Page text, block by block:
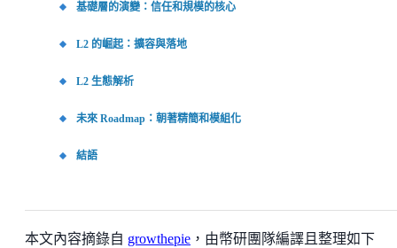
基礎層的演變：信任和規模的核心
L2 的崛起：擴容與落地
L2 生態解析
未來 Roadmap：朝著精簡和模組化
結語
本文內容摘錄自 growthepie ，由幣研團隊編譯且整理如下